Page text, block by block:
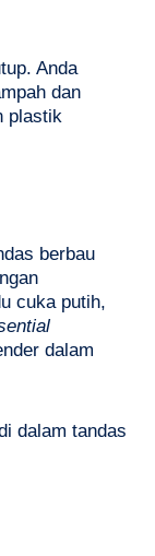
Anda
dan
plastik
berbau
cuka putih,
dalam
dalam tandas